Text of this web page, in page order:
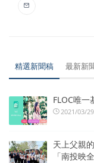
精選新聞稿 最新新
FLOC唯
2021/03/29
天上父親
「南投映